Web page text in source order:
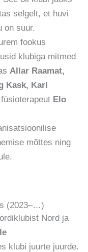
selgelt, et huvi
on suur.
fookus
klubiga mitmed
Allar Raamat,
Kask, Karl
Elo
mõttes ning
(2023–…)
Nord ja
klubi juurte juurde.